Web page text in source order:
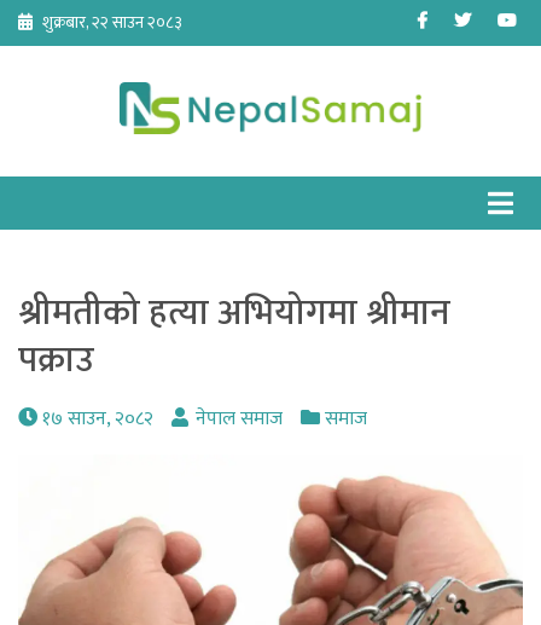
Skip
content
शुक्रबार, २२ साउन २०८३ Facebook
Twitter
श्रीमतीको हत्या अभियोगमा श्रीमान
पक्राउ
१७ साउन, २०८२ नेपाल समाज समाज